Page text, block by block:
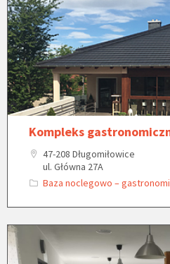
Kompleks
47-208 Długomiłowice
ul. Główna 27A
Baza noclegowo –